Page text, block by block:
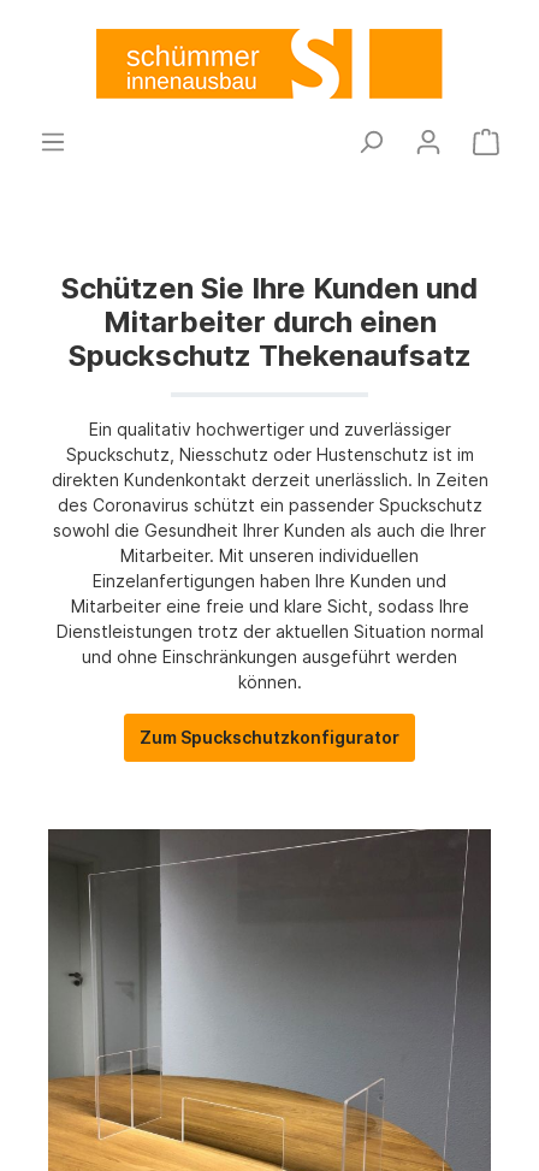
Schützen Sie Ihre Kunden und
Mitarbeiter durch einen
Spuckschutz Thekenaufsatz
Ein qualitativ hochwertiger und zuverlässiger
Spuckschutz, Niesschutz oder Hustenschutz ist im
direkten Kundenkontakt derzeit unerlässlich. In Zeiten
des Coronavirus schützt ein passender Spuckschutz
sowohl die Gesundheit Ihrer Kunden als auch die Ihrer
Mitarbeiter. Mit unseren individuellen
Einzelanfertigungen haben Ihre Kunden und
Mitarbeiter eine freie und klare Sicht, sodass Ihre
Dienstleistungen trotz der aktuellen Situation normal
und ohne Einschränkungen ausgeführt werden
können.
Zum Spuckschutzkonfigurator